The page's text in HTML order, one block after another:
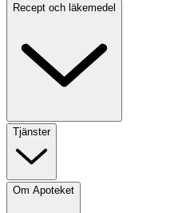
Recept och läkemedel
Tjänster
Om Apoteket